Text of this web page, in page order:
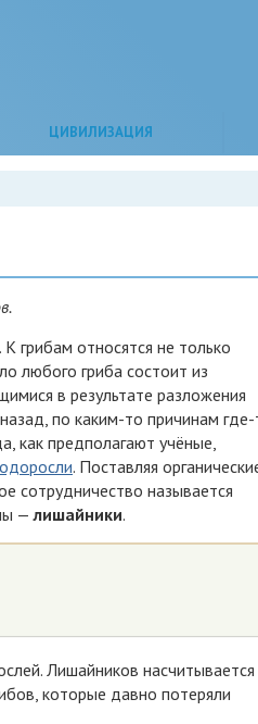
ЦИВИЛИЗАЦИЯ
грибам относятся не только
любого гриба состоит из
в результате разложения
по каким-то причинам
как предполагают учёные,
. Поставляя
сотрудничество называется
—лишайники.
Лишайников насчитывается
которые давно потеряли